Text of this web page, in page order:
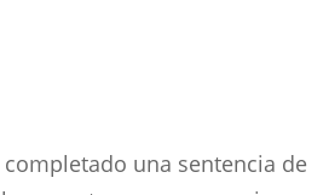
una sentencia de